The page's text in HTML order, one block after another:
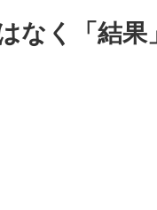
なく「結果